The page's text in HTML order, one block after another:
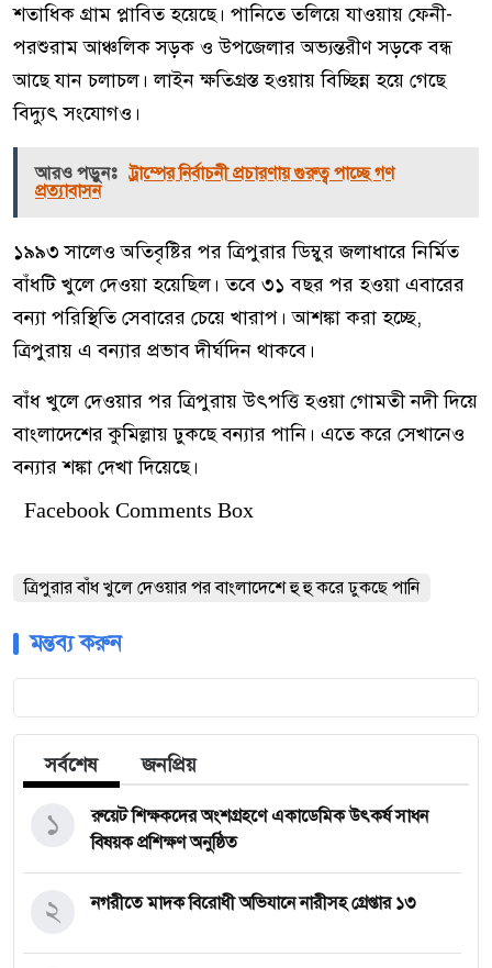
শতাধিক গ্রাম প্লাবিত হয়েছে। পানিতে তলিয়ে যাওয়ায় ফেনী-
পরশুরাম আঞ্চলিক সড়ক ও উপজেলার অভ্যন্তরীণ সড়কে বন্ধ
আছে যান চলাচল। লাইন ক্ষতিগ্রস্ত হওয়ায় বিচ্ছিন্ন হয়ে গেছে
বিদ্যুৎ সংযোগও।
আরও পড়ুনঃ ট্রাম্পের নির্বাচনী প্রচারণায় গুরুত্ব পাচ্ছে গণ
প্রত্যাবাসন
১৯৯৩ সালেও অতিবৃষ্টির পর ত্রিপুরার ডিম্বুর জলাধারে নির্মিত
বাঁধটি খুলে দেওয়া হয়েছিল। তবে ৩১ বছর পর হওয়া এবারের
বন্যা পরিস্থিতি সেবারের চেয়ে খারাপ। আশঙ্কা করা হচ্ছে,
ত্রিপুরায় এ বন্যার প্রভাব দীর্ঘদিন থাকবে।
বাঁধ খুলে দেওয়ার পর ত্রিপুরায় উৎপত্তি হওয়া গোমতী নদী দিয়ে
বাংলাদেশের কুমিল্লায় ঢুকছে বন্যার পানি। এতে করে সেখানেও
বন্যার শঙ্কা দেখা দিয়েছে।
Facebook Comments Box
ত্রিপুরার বাঁধ খুলে দেওয়ার পর বাংলাদেশে হু হু করে ঢুকছে পানি
মন্তব্য করুন
সর্বশেষ জনপ্রিয়
রুয়েট শিক্ষকদের অংশগ্রহণে একাডেমিক উৎকর্ষ সাধন
বিষয়ক প্রশিক্ষণ অনুষ্ঠিত
১
নগরীতে মাদক বিরোধী অভিযানে নারীসহ গ্রেপ্তার ১৩
২